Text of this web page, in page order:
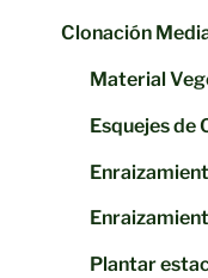
Clonación
Material
Esquejes de
Plantar